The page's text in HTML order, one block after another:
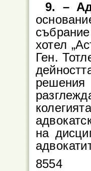
9. –
хотел
Ген.
на
8554